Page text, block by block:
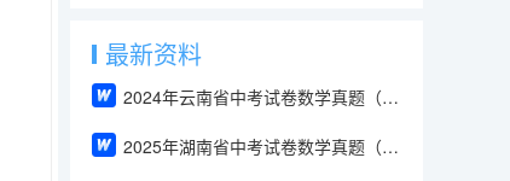
最新资料
2024年云南省中考试卷数学真题（解析版）
2025年湖南省中考试卷数学真题（含答案和解析）